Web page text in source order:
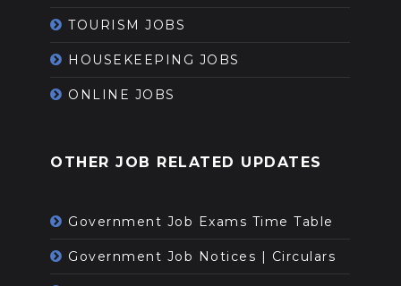
TOURISM JOBS
HOUSEKEEPING JOBS
ONLINE JOBS
OTHER JOB RELATED UPDATES
Government Job Exams Time Table
Government Job Notices | Circulars